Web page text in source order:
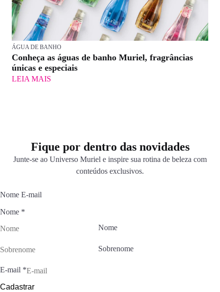
ÁGUA DE BANHO
Conheça as águas de banho Muriel, fragrâncias
únicas e especiais
LEIA MAIS
Fique por dentro das novidades
Junte-se ao Universo Muriel e inspire sua rotina de beleza com
conteúdos exclusivos.
Nome E-mail
Nome *
Nome
Sobrenome
E-mail *
Cadastrar